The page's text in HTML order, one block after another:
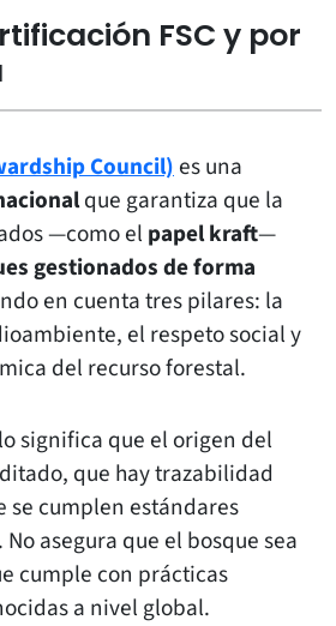
FSC y por
Council)es una
que garantiza que la
—como el papel kraft—
gestionados de forma
en cuenta tres pilares: la
el respeto social y
del recurso forestal.
significa que el origen del
que hay trazabilidad
se cumplen estándares
asegura que el bosque sea
cumple con prácticas
a nivel global.